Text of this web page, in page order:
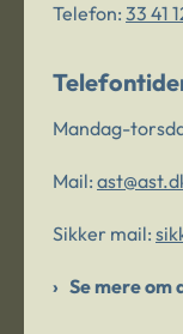
Telefon: 33 41
Mandag-
Mail:
Sikker mail:
Se mere